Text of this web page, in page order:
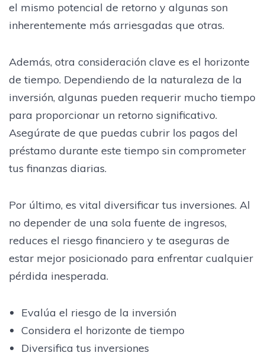
el mismo potencial de retorno y algunas son
inherentemente más arriesgadas que otras.
Además, otra consideración clave es el horizonte
de tiempo. Dependiendo de la naturaleza de la
inversión, algunas pueden requerir mucho tiempo
para proporcionar un retorno significativo.
Asegúrate de que puedas cubrir los pagos del
préstamo durante este tiempo sin comprometer
tus finanzas diarias.
Por último, es vital diversificar tus inversiones. Al
no depender de una sola fuente de ingresos,
reduces el riesgo financiero y te aseguras de
estar mejor posicionado para enfrentar cualquier
pérdida inesperada.
Evalúa el riesgo de la inversión
Considera el horizonte de tiempo
Diversifica tus inversiones